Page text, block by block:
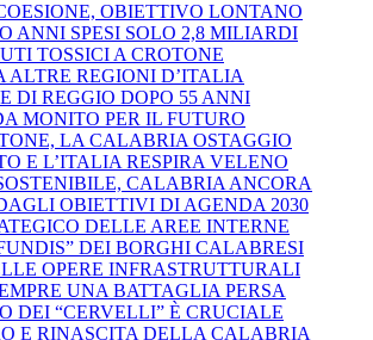
OBIETTIVO LONTANO
ANNI SPESI SOLO 2,8 MILIARDI
TOSSICI A CROTONE
ALTRE REGIONI D’ITALIA
DI REGGIO DOPO 55 ANNI
MONITO PER IL FUTURO
LA CALABRIA OSTAGGIO
E L’ITALIA RESPIRA VELENO
CALABRIA ANCORA
OBIETTIVI DI AGENDA 2030
DELLE AREE INTERNE
DEI BORGHI CALABRESI
OPERE INFRASTRUTTURALI
UNA BATTAGLIA PERSA
DEI “CERVELLI” È CRUCIALE
E RINASCITA DELLA CALABRIA